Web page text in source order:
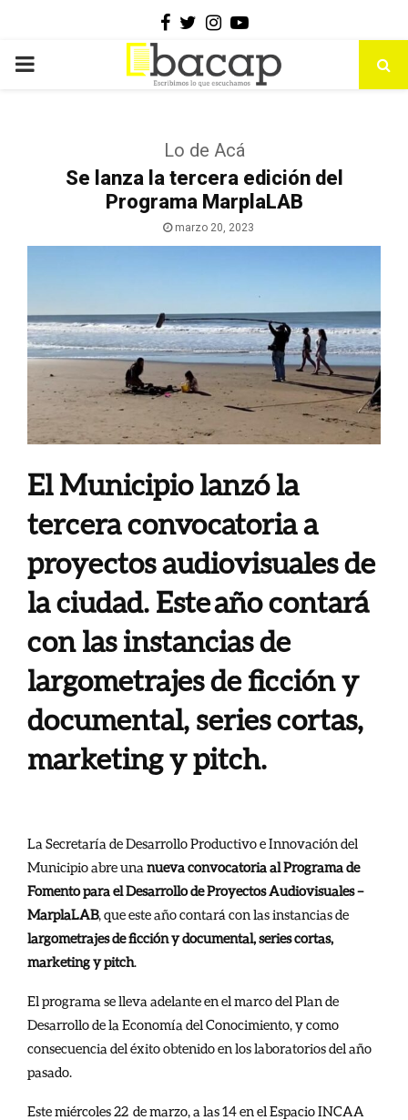
Facebook
Twitter
Instagram
Youtube
PRIMARY
Lo de Acá
Se lanza la tercera edición del
Programa MarplaLAB
marzo 20, 2023
El Municipio lanzó la
tercera convocatoria a
proyectos audiovisuales de
la ciudad. Este año contará
con las instancias de
largometrajes de ficción y
documental, series cortas,
marketing y pitch.
La Secretaría de Desarrollo Productivo e Innovación del
Municipio abre una nueva convocatoria al Programa de
Fomento para el Desarrollo de Proyectos Audiovisuales –
MarplaLAB, que este año contará con las instancias de
largometrajes de ficción y documental, series cortas,
marketing y pitch.
El programa se lleva adelante en el marco del Plan de
Desarrollo de la Economía del Conocimiento, y como
consecuencia del éxito obtenido en los laboratorios del año
pasado.
Este miércoles 22 de marzo, a las 14 en el Espacio INCAA